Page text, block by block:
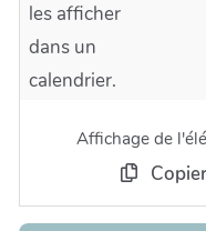
les afficher
dans un
calendrier.
Affichage de
Copier